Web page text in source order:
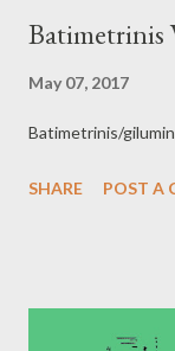
Batimetrinis
May 07, 2017
Batimetrinis/
SHARE POST A